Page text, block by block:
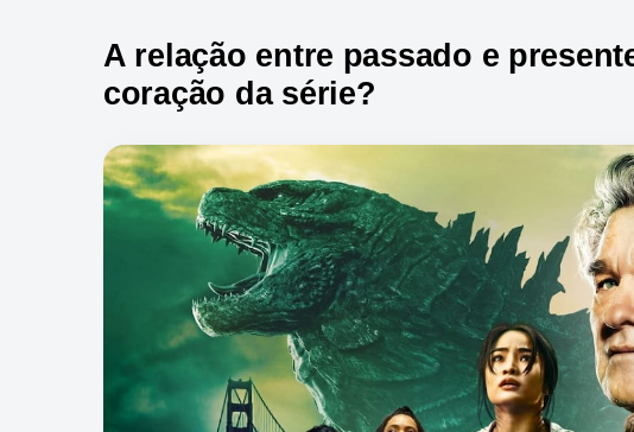
A relação entre passado e
coração da série?